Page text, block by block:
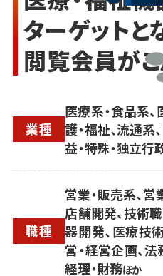
ターゲットと
閲覧会員が
業種
医療系・食品系、
護・福祉、流通系
益・特殊・独立行
職種
営業・販売系、営
店舗開発、技術職
器開発、医療技
営・経営企画、法
経理・財務ほか